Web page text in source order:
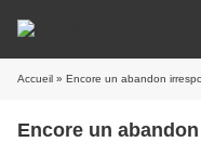
Accueil » Encore un abandon
Encore un